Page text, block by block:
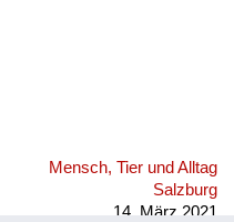
Mensch, Tier und Alltag
Salzburg
14. März 2021